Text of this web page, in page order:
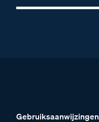
Gebruiksaanwijzingen